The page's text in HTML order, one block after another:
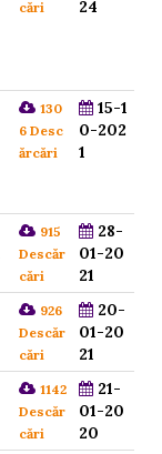
cări
24
130
6 Desc
ărcări
15-1
0-202
1
915
Descăr
cări
28-
01-20
21
926
Descăr
cări
20-
01-20
21
1142
Descăr
cări
21-
01-20
20